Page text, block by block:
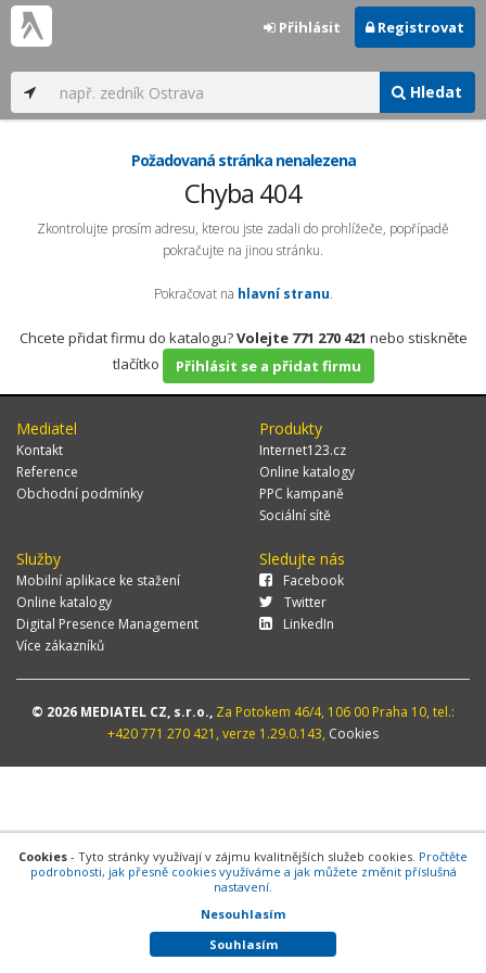
Hledat
Přihlásit Registrovat
Požadovaná stránka nenalezena
Chyba 404
Zkontrolujte prosím adresu, kterou jste zadali do prohlížeče, popřípadě
pokračujte na jinou stránku.
Pokračovat na hlavní stranu.
Chcete přidat firmu do katalogu?Volejte 771 270 421 nebo stiskněte
tlačítko
Přihlásit se a přidat firmu
Mediatel
Kontakt
Reference
Obchodní podmínky
Produkty
Internet123.cz
Online katalogy
PPC kampaně
Sociální sítě
Služby
Mobilní aplikace ke stažení
Online katalogy
Digital Presence Management
Více zákazníků
Sledujte nás
Facebook
Twitter
LinkedIn
© 2026 MEDIATEL CZ, s.r.o., Za Potokem 46/4, 106 00 Praha 10, tel.:
+420 771 270 421, verze 1.29.0.143, Cookies
Cookies - Tyto stránky využívají v zájmu kvalitnějších služeb cookies. Pročtěte
podrobnosti, jak přesně cookies využíváme a jak můžete změnit příslušná
nastavení.
Nesouhlasím
Souhlasím